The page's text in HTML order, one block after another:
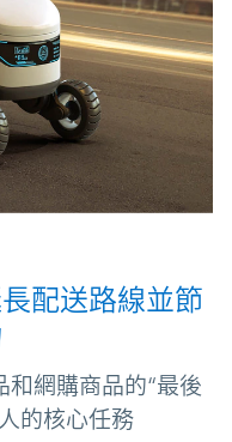
配送路線並節
網購商品的“最後
的核心任務